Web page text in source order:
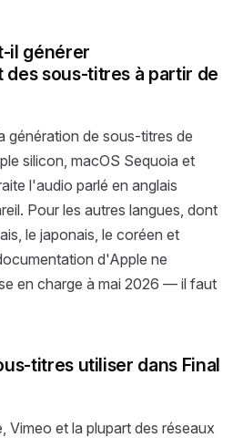
il générer
des sous-titres à partir de
génération de sous-titres de
silicon, macOS Sequoia et
l'audio parlé en anglais
Pour les autres langues, dont
le japonais, le coréen et
d'Apple ne
en charge à mai 2026 — il faut
titres utiliser dans Final
Vimeo et la plupart des réseaux